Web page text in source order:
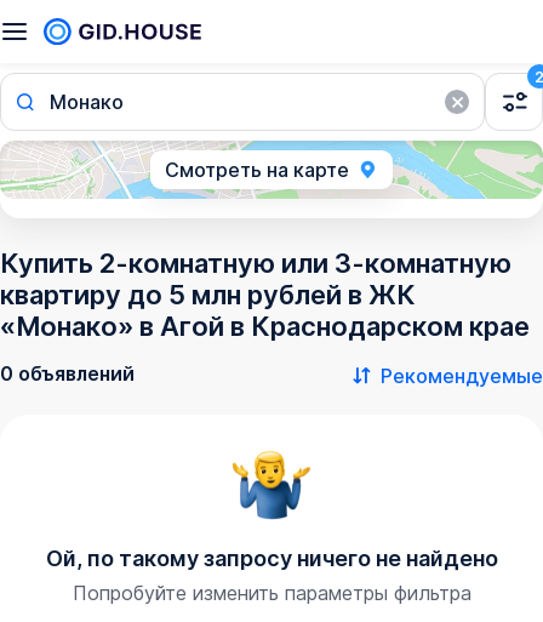
Монако
2
Смотреть на карте
Купить 2-комнатную или 3-комнатную
квартиру до 5 млн рублей в ЖК
«Монако» в Агой в Краснодарском крае
0 объявлений Рекомендуемые
Ой, по такому запросу ничего не найдено
Попробуйте изменить параметры фильтра